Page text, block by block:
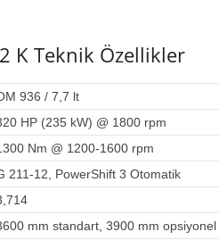
K Teknik Özellikler
936 / 7,7 lt
HP (235 kW) @ 1800 rpm
Nm @ 1200-1600 rpm
211-12, PowerShift 3 Otomatik
mm standart, 3900 mm opsiyonel